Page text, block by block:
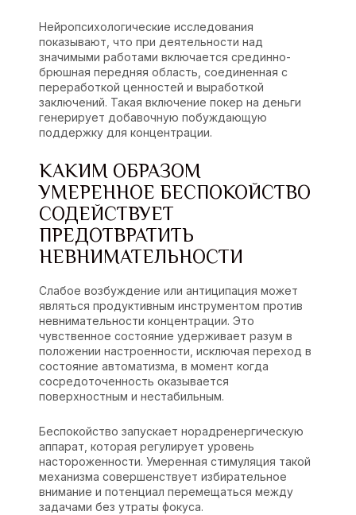
Нейропсихологические исследования
показывают, что при деятельности над
значимыми работами включается срединно-
брюшная передняя область, соединенная с
переработкой ценностей и выработкой
заключений. Такая включение покер на деньги
генерирует добавочную побуждающую
поддержку для концентрации.
КАКИМ ОБРАЗОМ
УМЕРЕННОЕ БЕСПОКОЙСТВО
СОДЕЙСТВУЕТ
ПРЕДОТВРАТИТЬ
НЕВНИМАТЕЛЬНОСТИ
Слабое возбуждение или антиципация может
являться продуктивным инструментом против
невнимательности концентрации. Это
чувственное состояние удерживает разум в
положении настроенности, исключая переход в
состояние автоматизма, в момент когда
сосредоточенность оказывается
поверхностным и нестабильным.
Беспокойство запускает норадренергическую
аппарат, которая регулирует уровень
настороженности. Умеренная стимуляция такой
механизма совершенствует избирательное
внимание и потенциал перемещаться между
задачами без утраты фокуса.